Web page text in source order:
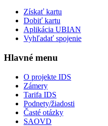
Získať kartu
Dobiť kartu
Aplikácia UBIAN
Vyhľadať spojenie
Hlavné menu
O projekte IDS
Zámery
Tarifa IDS
Podnety/žiadosti
Časté otázky
SAOVD